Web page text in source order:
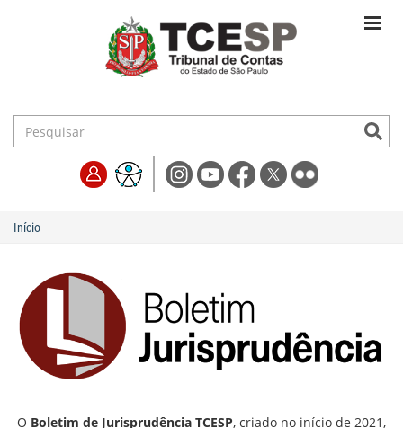
Início
O Boletim de Jurisprudência TCESP, criado no início de 2021,